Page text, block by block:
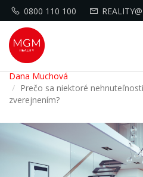
0800 110 100
Dana Muchová
Prečo sa niektoré
zverejnením?